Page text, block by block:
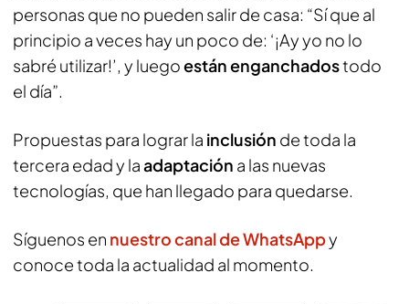
personas que no pueden salir de casa: “Sí que al
principio a veces hay un poco de: ‘¡Ay yo no lo
sabré utilizar!’, y luegoestán enganchadostodo
el día”.
Propuestas para lograr la inclusión de toda la
tercera edad y laadaptación a las nuevas
tecnologías, que han llegado para quedarse.
Síguenos en nuestro canal de WhatsAppy
conoce toda la actualidad al momento.